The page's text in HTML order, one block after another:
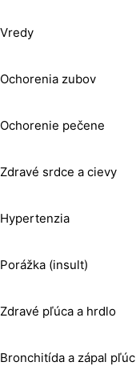
Vredy
Ochorenia zubov
Ochorenie pečene
Zdravé srdce a cievy
Hypertenzia
Porážka (insult)
Zdravé pľúca a hrdlo
Bronchitída a zápal pľúc